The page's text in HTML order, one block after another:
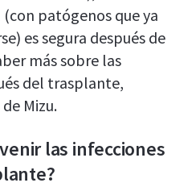
patógenos que ya
es segura después de
más sobre las
del trasplante,
Mizu.
las infecciones